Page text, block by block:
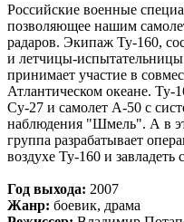
Российские военные
позволяющее нашим
радаров. Экипаж Ту-160,
и летчицы-испытательницы
принимает участие в
Атлантическом океане. Ту-
Су-27 и самолет А-50 с
наблюдения "Шмель". А в
группа разрабатывает
воздухе Ту-160 и
Год выхода: 2007
Жанр: боевик, драма